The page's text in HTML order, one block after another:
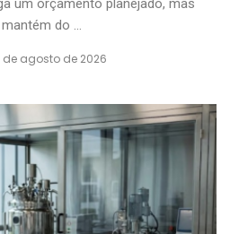
um orçamento planejado, mas
do ...
de agosto de 2026